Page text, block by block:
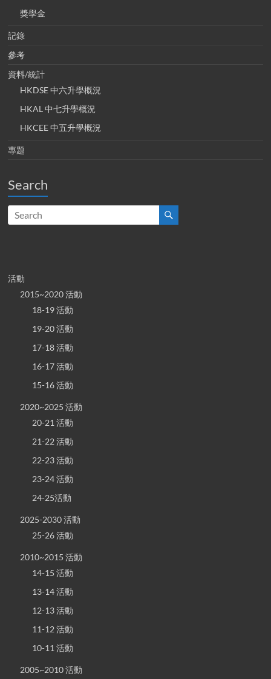
獎學金
記錄
參考
資料/統計
HKDSE 中六升學概況
HKAL 中七升學概況
HKCEE 中五升學概況
專題
Search
活動
2015~2020 活動
18-19 活動
19-20 活動
17-18 活動
16-17 活動
15-16 活動
2020~2025 活動
20-21 活動
21-22 活動
22-23 活動
23-24 活動
24-25活動
2025-2030 活動
25-26 活動
2010~2015 活動
14-15 活動
13-14 活動
12-13 活動
11-12 活動
10-11 活動
2005~2010 活動